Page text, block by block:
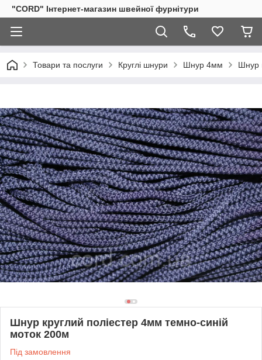
"CORD" Інтернет-магазин швейної фурнітури
Товари та послуги Круглі шнури Шнур 4мм Шнур
Шнур круглий поліестер 4мм темно-синій
моток 200м
Під замовлення